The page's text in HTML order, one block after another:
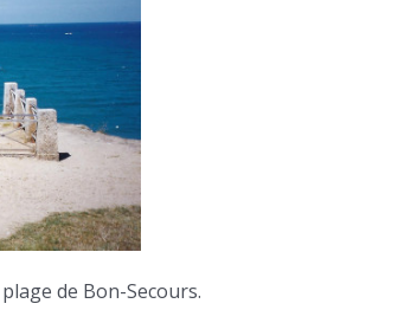
de Bon-Secours.